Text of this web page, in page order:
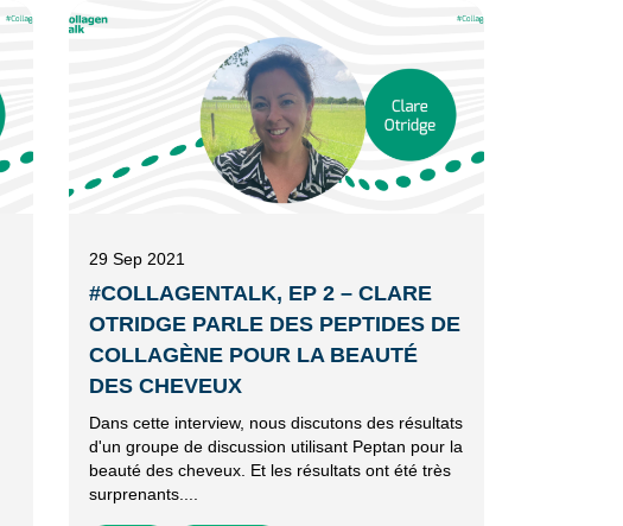
29 Sep 2021
#COLLAGENTALK, EP 2 – CLARE
OTRIDGE PARLE DES PEPTIDES DE
COLLAGÈNE POUR LA BEAUTÉ
DES CHEVEUX
Dans cette interview, nous discutons des résultats
d'un groupe de discussion utilisant Peptan pour la
beauté des cheveux. Et les résultats ont été très
surprenants....